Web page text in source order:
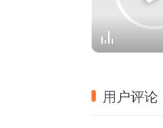
用户评论